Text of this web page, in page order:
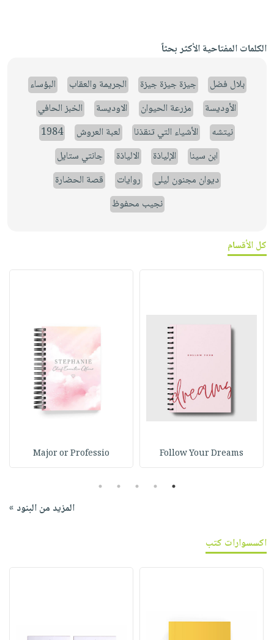
الكلمات المفتاحية الأكثر بحثاً
بلال فضل جيزة جيزة جيزة الجريمة والعقاب
البؤساء
الأوديسة
مزرعة الحيوان الاوديسة
الخبز الحافي
نيتشه
الأشياء التي تنقذنا لعبة العروش
1984
ابن سينا
الإلياذة الالياذة
جانتي ستايل
ديوان مجنون ليلى
روايات
قصة الحضارة
نجيب محفوظ
كل الأقسام
Follow Your Dreams
Major or Professio
1
2
3
4
5
المزيد من البنود »
اكسسوارات كتب